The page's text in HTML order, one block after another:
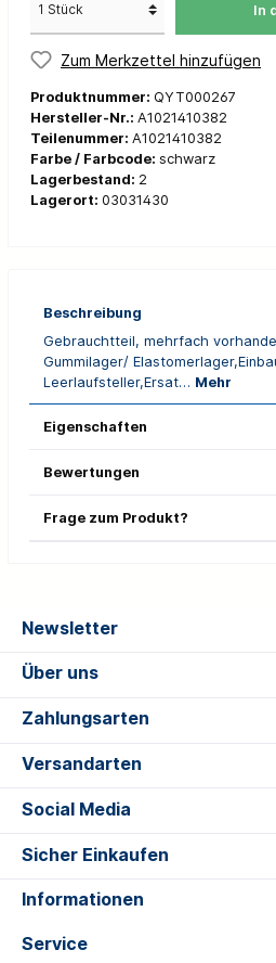
In
Zum Merkzettel hinzufügen
Produktnummer: QYT000267
Hersteller-Nr.: A1021410382
Teilenummer: A1021410382
Farbe / Farbcode: schwarz
Lagerbestand: 2
Lagerort: 03031430
Beschreibung
Gebrauchtteil, mehrfach
Gummilager/
Leerlaufsteller,Ersat… Mehr
Eigenschaften
Bewertungen
Frage zum Produkt?
Newsletter
Über uns
Zahlungsarten
Versandarten
Social Media
Sicher Einkaufen
Informationen
Service